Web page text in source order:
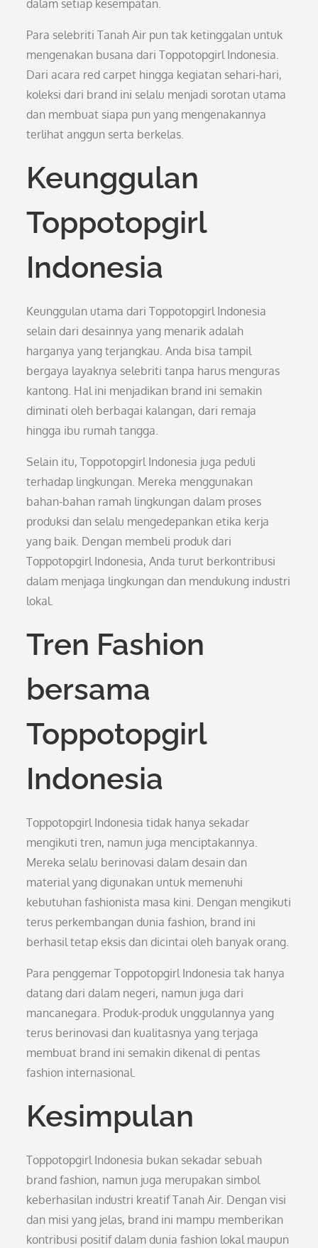
dalam setiap kesempatan.
Para selebriti Tanah Air pun tak ketinggalan untuk
mengenakan busana dari Toppotopgirl Indonesia.
Dari acara red carpet hingga kegiatan sehari-hari,
koleksi dari brand ini selalu menjadi sorotan utama
dan membuat siapa pun yang mengenakannya
terlihat anggun serta berkelas.
Keunggulan
Toppotopgirl
Indonesia
Keunggulan utama dari Toppotopgirl Indonesia
selain dari desainnya yang menarik adalah
harganya yang terjangkau. Anda bisa tampil
bergaya layaknya selebriti tanpa harus menguras
kantong. Hal ini menjadikan brand ini semakin
diminati oleh berbagai kalangan, dari remaja
hingga ibu rumah tangga.
Selain itu, Toppotopgirl Indonesia juga peduli
terhadap lingkungan. Mereka menggunakan
bahan-bahan ramah lingkungan dalam proses
produksi dan selalu mengedepankan etika kerja
yang baik. Dengan membeli produk dari
Toppotopgirl Indonesia, Anda turut berkontribusi
dalam menjaga lingkungan dan mendukung industri
lokal.
Tren Fashion
bersama
Toppotopgirl
Indonesia
Toppotopgirl Indonesia tidak hanya sekadar
mengikuti tren, namun juga menciptakannya.
Mereka selalu berinovasi dalam desain dan
material yang digunakan untuk memenuhi
kebutuhan fashionista masa kini. Dengan mengikuti
terus perkembangan dunia fashion, brand ini
berhasil tetap eksis dan dicintai oleh banyak orang.
Para penggemar Toppotopgirl Indonesia tak hanya
datang dari dalam negeri, namun juga dari
mancanegara. Produk-produk unggulannya yang
terus berinovasi dan kualitasnya yang terjaga
membuat brand ini semakin dikenal di pentas
fashion internasional.
Kesimpulan
Toppotopgirl Indonesia bukan sekadar sebuah
brand fashion, namun juga merupakan simbol
keberhasilan industri kreatif Tanah Air. Dengan visi
dan misi yang jelas, brand ini mampu memberikan
kontribusi positif dalam dunia fashion lokal maupun